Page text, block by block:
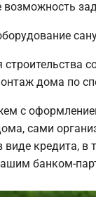
дома по
с
сами
кредита, в
банком-